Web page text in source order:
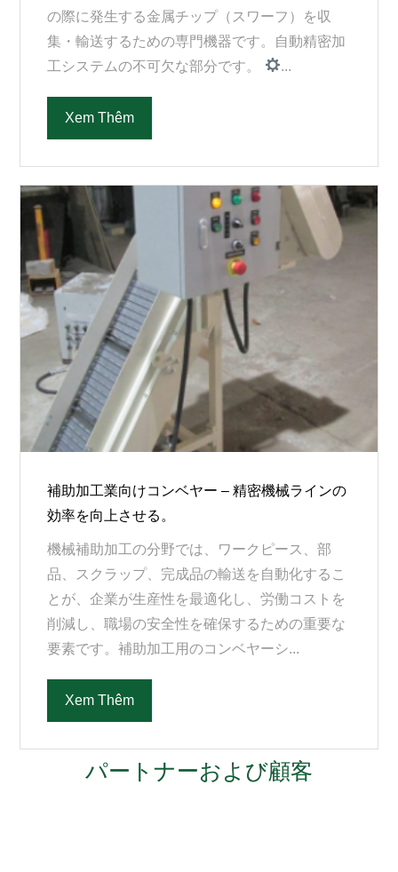
の際に発生する金属チップ（スワーフ）を収
集・輸送するための専門機器です。自動精密加
工システムの不可欠な部分です。
...
Xem Thêm
補助加工業向けコンベヤー – 精密機械ラインの
効率を向上させる。
機械補助加工の分野では、ワークピース、部
品、スクラップ、完成品の輸送を自動化するこ
とが、企業が生産性を最適化し、労働コストを
削減し、職場の安全性を確保するための重要な
要素です。補助加工用のコンベヤーシ...
Xem Thêm
パートナーおよび顧客